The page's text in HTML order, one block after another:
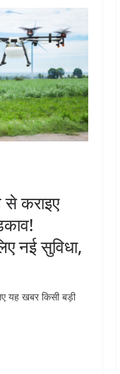
से कराइए
नई सुविधा,
यह खबर किसी बड़ी